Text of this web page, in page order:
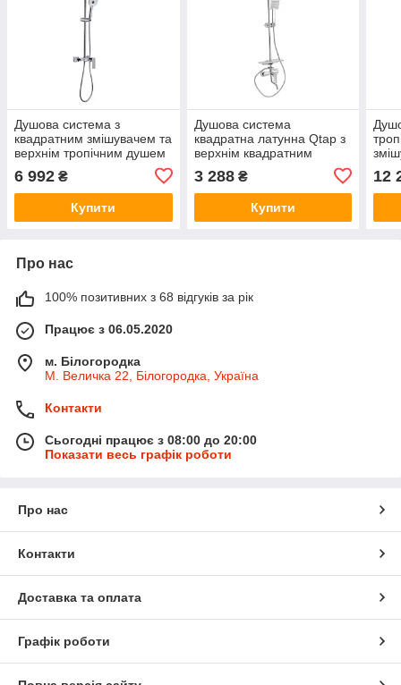
Душова система з
квадратним змішувачем та
верхнім тропічним душем
QTGEM111CRM45685
Хром глянець
6 992 ₴
Купити
Душова система
квадратна латунна Qtap з
верхнім квадратним
гарнітуром Хром глянець
3 288₴
Купити
12
Про нас
100% позитивних з 68 відгуків за рік
Працює з 06.05.2020
м. Білогородка
М. Величка 22, Білогородка, Україна
Контакти
Сьогодні працює з 08:00 до 20:00
Показати весь графік роботи
Про нас
Контакти
Доставка та оплата
Графік роботи